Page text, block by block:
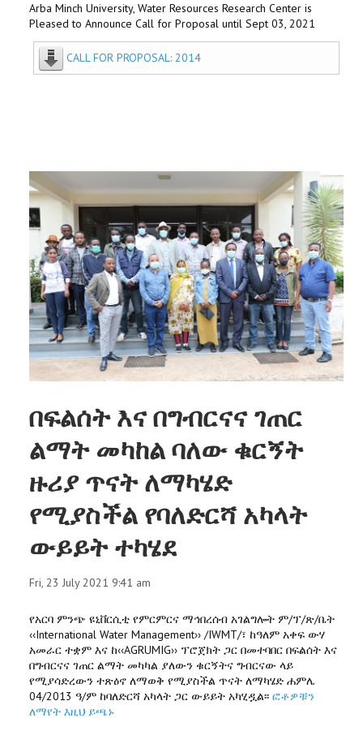
Arba Minch University, Water Resources Research Center is
Pleased to Announce Call for Proposal until Sept 03, 2021
CALL FOR PROPOSAL: 2014
በፍልሰት እና በግብርናና ገጠር
ልማት መካከል ባለው ቁርኝት
ዙሪያ ጥናት ለማካሄድ
የሚያስችል የባለድርሻ አካላት
ውይይት ተካሄደ
Fri, 23 July 2021 9:41 am
የአርባ ምንጭ ዩኒቨርሲቲ የምርምርና ማኅበረሰብ አገልግሎት ም/ፕ/ጽ/ቤት
‹‹International Water Management›› /IWMT/፣ ከዓለም አቀፍ ውሃ
አመራር ተቋም እና ከ‹‹AGRUMIG›› ፕሮጀክት ጋር በመተባበር በፍልሰት እና
በግብርናና ገጠር ልማት መካካል ያለውን ቁርኝትና ግብርናው ላይ
የሚያሳድረውን ተጽዕኖ ለማወቅ የሚያስችል ጥናት ለማካሄድ ሐምሌ
04/2013 ዓ/ም ከባለድርሻ አካላት ጋር ውይይት አካሂዷል፡፡ ፎቶዎቹን
ለማየት እዚህ ይጫኑ